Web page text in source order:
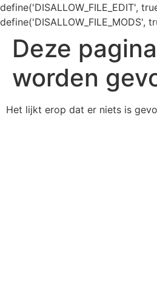
define('DISALLOW_FILE_EDIT',
define('DISALLOW_FILE_MODS',
Deze
worden
Het lijkt erop dat er niets is